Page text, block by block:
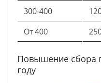
300-400
От 400
Повышение сбора
году